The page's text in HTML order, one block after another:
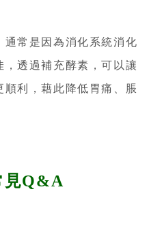
常是因為消化系統消化
透過補充酵素，可以讓
順利，藉此降低胃痛、脹
見Q&A